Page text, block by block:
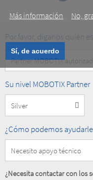
Más información
No,
Sí, de acuerdo
Por favor, diganos quién es
Customer
Type
Nivel
Su nivel MOBOTIX Partner
How
can
help
you?
¿Cómo podemos
¿Necesita contactar con los